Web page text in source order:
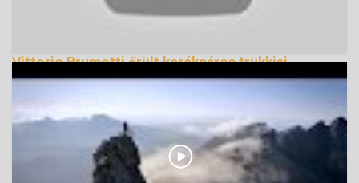
Vittorio Brumotti őrült kerékpáros trükkjei
Livignoban